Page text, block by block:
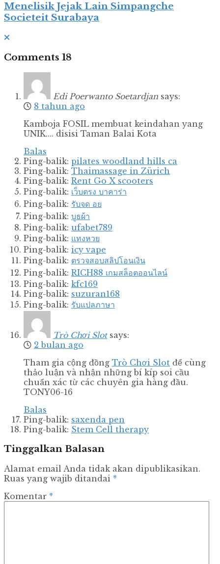
Menelisik Jejak Lain Simpangche
Societeit Surabaya
Comments 18
Edi Poerwanto Soetardjan says:
8 tahun ago
Kamboja FOSIL membuat keindahan yang
UNIK…. disisi Taman Balai Kota
Balas
Ping-balik: pilates woodland hills ca
Ping-balik: Thaimassage in Zürich
Ping-balik: Rent Go X scooters
Ping-balik: เว็บตรง บาคาร่า
Ping-balik: รับจด อย
Ping-balik: บูธผ้า
Ping-balik: ufabet789
Ping-balik: แทงหวย
Ping-balik: icy vape
Ping-balik: ตรวจสอบสลิปโอนเงิน
Ping-balik: RICH88 เกมสล็อตออนไลน์
Ping-balik: kfc169
Ping-balik: suzuran168
Ping-balik: รับแปลภาษา
Trò Chơi Slot says:
2 bulan ago
Tham gia cộng đồng Trò Chơi Slot để cùng
thảo luận và nhận những bí kíp soi cầu
chuẩn xác từ các chuyên gia hàng đầu.
TONY06-16
Balas
Ping-balik: saxenda pen
Ping-balik: Stem Cell therapy
Tinggalkan Balasan
Alamat email Anda tidak akan dipublikasikan.
Ruas yang wajib ditandai *
Komentar *